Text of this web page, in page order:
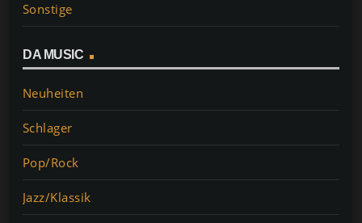
Sonstige
DA MUSIC
Neuheiten
Schlager
Pop/Rock
Jazz/Klassik